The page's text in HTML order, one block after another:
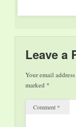
Leave a
Your email
marked *
Comment *